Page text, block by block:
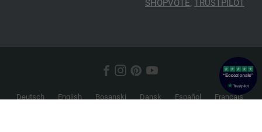
SHOPVOTE, TRUSTPILOT
Deutsch English Bosanski Dansk Español
Français